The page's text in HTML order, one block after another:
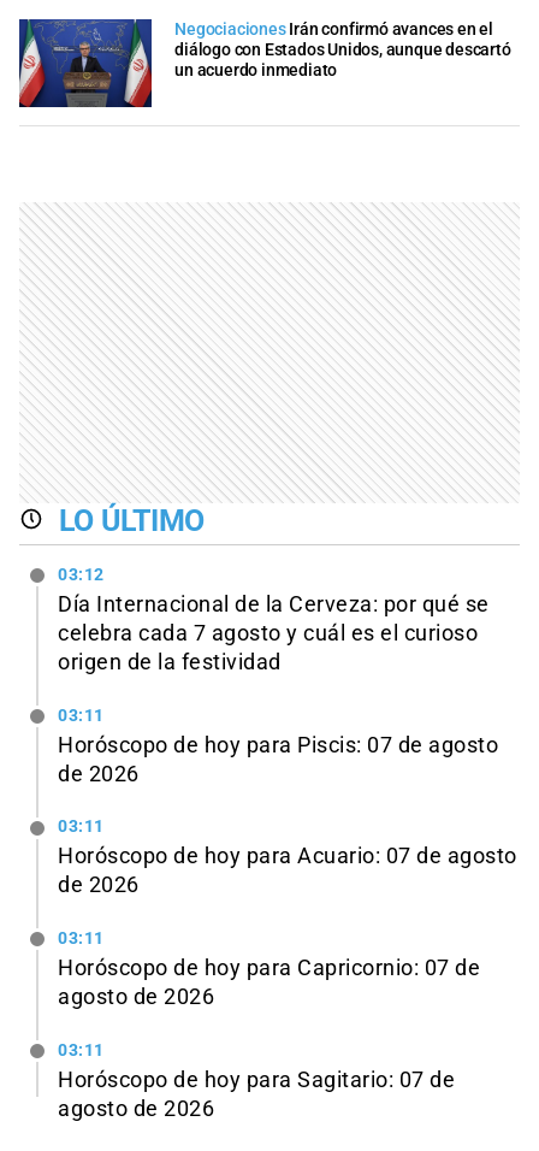
Negociaciones Irán confirmó avances en el
diálogo con Estados Unidos, aunque descartó
un acuerdo inmediato
LO ÚLTIMO
03:12
Día Internacional de la Cerveza: por qué se
celebra cada 7 agosto y cuál es el curioso
origen de la festividad
03:11
Horóscopo de hoy para Piscis: 07 de agosto
de 2026
03:11
Horóscopo de hoy para Acuario: 07 de agosto
de 2026
03:11
Horóscopo de hoy para Capricornio: 07 de
agosto de 2026
03:11
Horóscopo de hoy para Sagitario: 07 de
agosto de 2026